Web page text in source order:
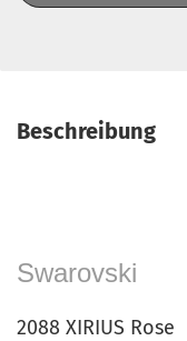
Beschreibung
Swarovski
2088 XIRIUS Rose